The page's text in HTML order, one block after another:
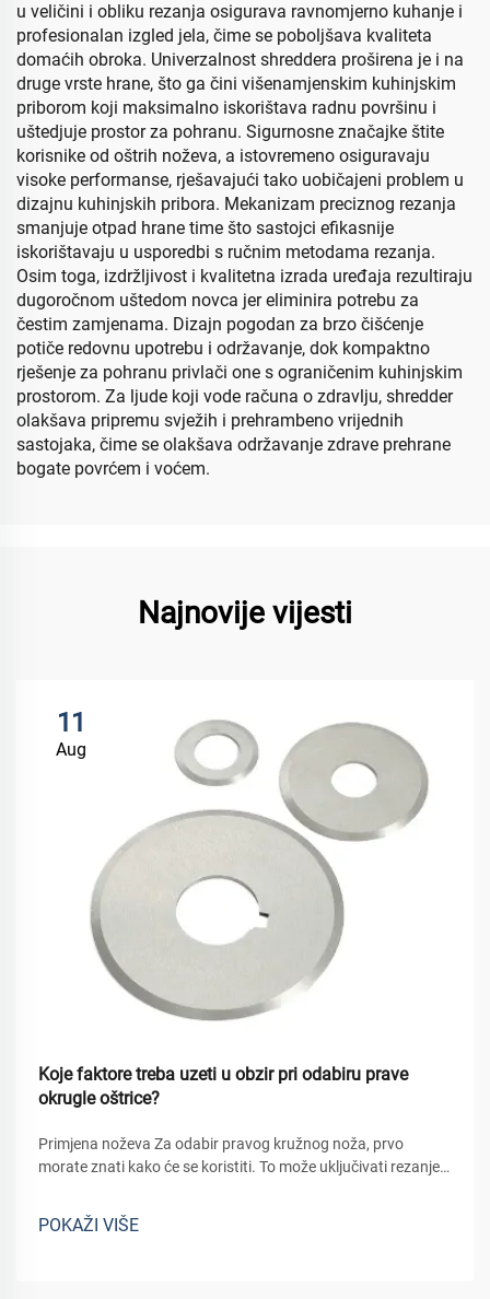
u veličini i obliku rezanja osigurava ravnomjerno kuhanje i
profesionalan izgled jela, čime se poboljšava kvaliteta
domaćih obroka. Univerzalnost shreddera proširena je i na
druge vrste hrane, što ga čini višenamjenskim kuhinjskim
priborom koji maksimalno iskorištava radnu površinu i
uštedjuje prostor za pohranu. Sigurnosne značajke štite
korisnike od oštrih noževa, a istovremeno osiguravaju
visoke performanse, rješavajući tako uobičajeni problem u
dizajnu kuhinjskih pribora. Mekanizam preciznog rezanja
smanjuje otpad hrane time što sastojci efikasnije
iskorištavaju u usporedbi s ručnim metodama rezanja.
Osim toga, izdržljivost i kvalitetna izrada uređaja rezultiraju
dugoročnom uštedom novca jer eliminira potrebu za
čestim zamjenama. Dizajn pogodan za brzo čišćenje
potiče redovnu upotrebu i održavanje, dok kompaktno
rješenje za pohranu privlači one s ograničenim kuhinjskim
prostorom. Za ljude koji vode računa o zdravlju, shredder
olakšava pripremu svježih i prehrambeno vrijednih
sastojaka, čime se olakšava održavanje zdrave prehrane
bogate povrćem i voćem.
Najnovije vijesti
11
Aug
Koje faktore treba uzeti u obzir pri odabiru prave
okrugle oštrice?
Primjena noževa Za odabir pravog kružnog noža, prvo
morate znati kako će se koristiti. To može uključivati rezanje
određeni tip noža. Na primjer: noževi koji se koriste za rezanje
uz...
POKAŽI VIŠE